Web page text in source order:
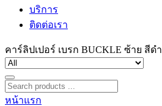
บริการ
ติดต่อเรา
คาร์ลิปเปอร์ เบรก BUCKLE ซ้าย สีดำ
หน้าแรก